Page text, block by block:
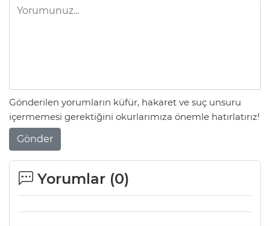
Gönderilen yorumların küfür, hakaret ve suç unsuru
içermemesi gerektiğini okurlarımıza önemle hatırlatırız!
Gönder
Yorumlar (0)